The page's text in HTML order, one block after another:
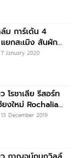
ล์ม การ์เด้น 4
ยกสะเมิง สันผัก
ดง The Palm
7 January 2020
โรชาเลีย รีสอร์ท
ยงใหม่ Rochalia
Chiangmai
13 December 2019